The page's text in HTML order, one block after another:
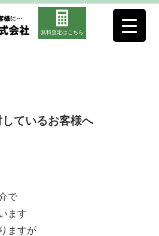
無料査定はこちら
ているお客様へ
で
ます
ますが